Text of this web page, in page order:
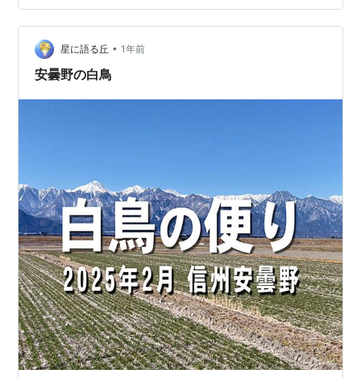
だコハクチョウが滞在するのは10月～翌年3月くらいまで
の期間限定です。 他の時期に行ったことないので・・ど
うなってるのかな。 時間によっては犀川にいることも多
いです。 少ないなーって思うときには離れた田んぼの餌
星に語る丘 • 1年前
安曇野の白鳥